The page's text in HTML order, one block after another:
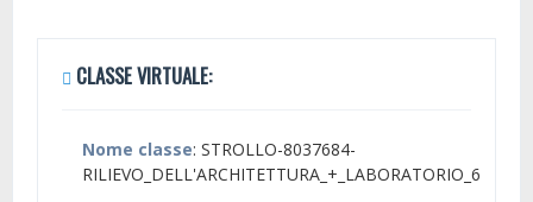
CLASSE VIRTUALE:
Nome classe: STROLLO-8037684-
RILIEVO_DELL'ARCHITETTURA_+_LABORATORIO_6